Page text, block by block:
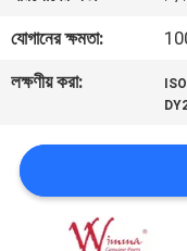
নিয়ন্ত্রণ
খবর
একটি
উদ্ধৃতি
অনুরোধ
যোগানের ক্ষমতা:
লক্ষণীয় করা: